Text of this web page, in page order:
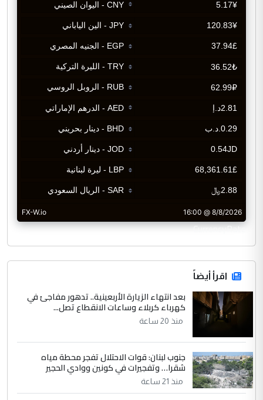
CurrencyRate
اقرأ أيضاً
بعد انتهاء الزيارة الأربعينية.. تدهور مفاجئ في
كهرباء كربلاء وساعات الانقطاع تصل...
منذ 20 ساعة
جنوب لبنان: قوات الاحتلال تفجر محطة مياه
شقرا… وتفجيرات في كونين ووادي الحجير
منذ 21 ساعة